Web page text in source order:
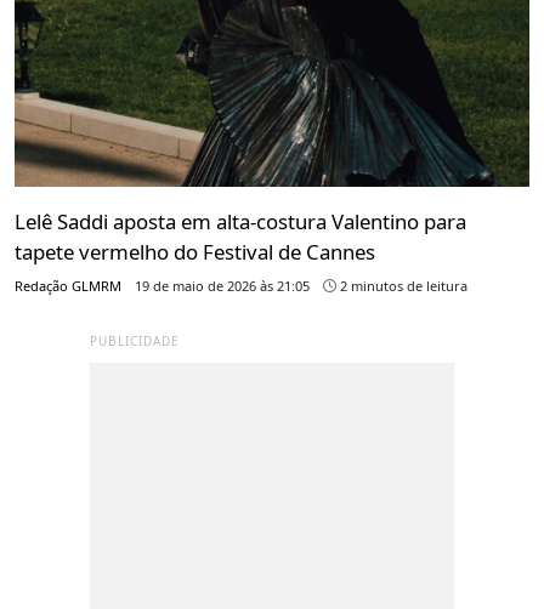
Lelê Saddi aposta em alta-costura Valentino para
tapete vermelho do Festival de Cannes
Redação GLMRM 19 de maio de 2026 às 21:05 2 minutos de leitura
PUBLICIDADE